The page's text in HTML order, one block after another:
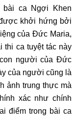
bài ca Ngợi Khen
khởi hứng bởi
của Đức Maria,
ca tuyệt tác này
người của Đức
của người cũng là
ảnh trung thực mà
xác như chính
điểm trong bài ca